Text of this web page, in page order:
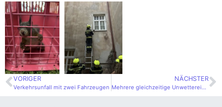
VORIGER
Verkehrsunfall mit zwei Fahrzeugen
NÄCHSTER
Mehrere gleichzeitige Unwettereinsätze